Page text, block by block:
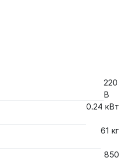
220
В
0.24 кВт
61 кг
850